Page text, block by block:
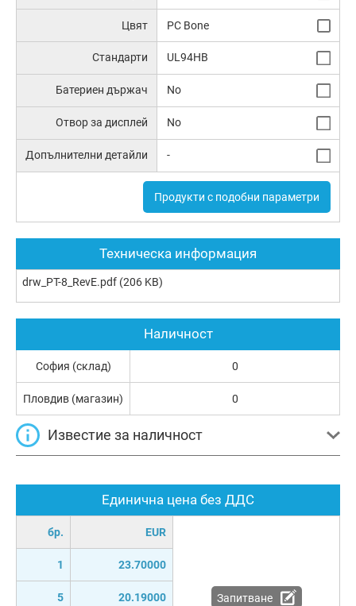
Цвят PC Bone
Стандарти UL94HB
Батериен държач No
Отвор за дисплей No
Допълнителни детайли -
Продукти с подобни параметри
Техническа информация
drw_PT-8_RevE.pdf (206 KB)
Единична цена без ДДС
бр. EUR
1 23.70000
5 20.19000 Запитване
Наличност
София (склад) 0
Пловдив (магазин) 0
Известие за наличност